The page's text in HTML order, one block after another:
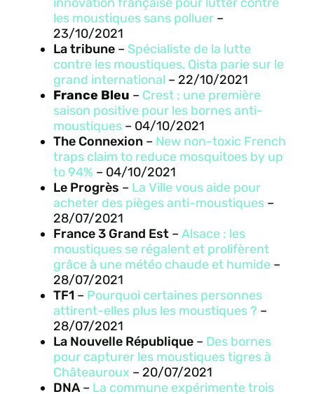
les moustiques sans polluer –
23/10/2021
La tribune – Spécialiste de la lutte
contre les moustiques, Qista parie sur le
grand international – 22/10/2021
France Bleu – Crest : une première
saison positive pour les bornes anti-
moustiques – 04/10/2021
The Connexion– New non-toxic French
traps claim to reduce mosquitoes by up
to 94% – 04/10/2021
Le Progrès – La Ville vous aide pour
acheter des pièges anti-moustiques –
28/07/2021
France 3 Grand Est– Alsace : les
moustiques se régalent et prolifèrent
grâce à une météo chaude et humide –
28/07/2021
TF1 – Pourquoi certaines personnes
attirent-elles plus les moustiques ? –
28/07/2021
La Nouvelle République– Des bornes
pour capturer les moustiques tigres à
Châteauroux – 20/07/2021
DNA– La commune expérimente trois